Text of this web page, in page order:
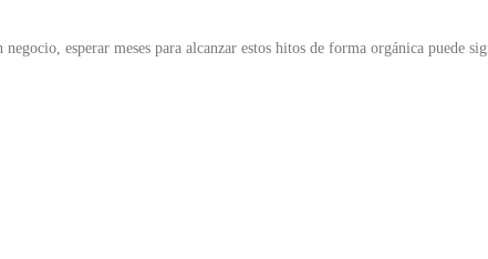
negocio, esperar meses para alcanzar estos hitos de forma orgánica puede